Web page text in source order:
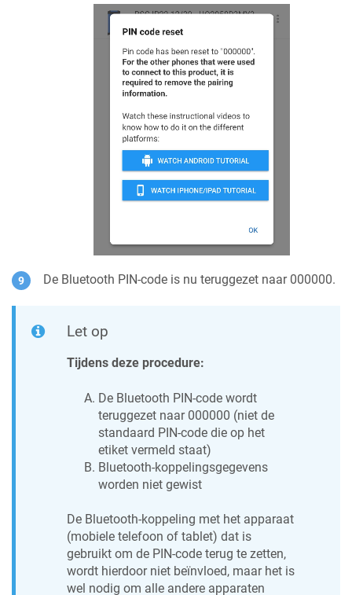
De Bluetooth PIN-code is nu teruggezet naar 000000.
Let op
Tijdens deze procedure:
De Bluetooth PIN-code wordt
teruggezet naar 000000 (niet de
standaard PIN-code die op het
etiket vermeld staat)
Bluetooth-koppelingsgegevens
worden niet gewist
De Bluetooth-koppeling met het apparaat
(mobiele telefoon of tablet) dat is
gebruikt om de PIN-code terug te zetten,
wordt hierdoor niet beïnvloed, maar het is
wel nodig om alle andere apparaten